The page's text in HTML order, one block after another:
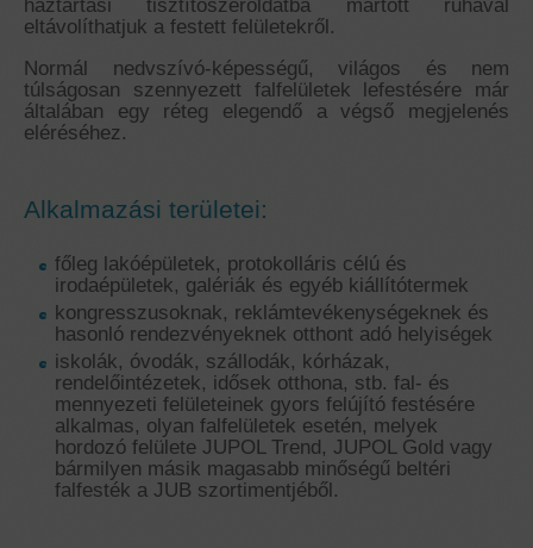
háztartási tisztítószeroldatba mártott ruhával
eltávolíthatjuk a festett felületekről.
Normál nedvszívó-képességű, világos és nem
túlságosan szennyezett falfelületek lefestésére már
általában egy réteg elegendő a végső megjelenés
eléréséhez.
Alkalmazási területei:
főleg lakóépületek, protokolláris célú és
irodaépületek, galériák és egyéb kiállítótermek
kongresszusoknak, reklámtevékenységeknek és
hasonló rendezvényeknek otthont adó helyiségek
iskolák, óvodák, szállodák, kórházak,
rendelőintézetek, idősek otthona, stb. fal- és
mennyezeti felületeinek gyors felújító festésére
alkalmas, olyan falfelületek esetén, melyek
hordozó felülete JUPOL Trend, JUPOL Gold vagy
bármilyen másik magasabb minőségű beltéri
falfesték a JUB szortimentjéből.